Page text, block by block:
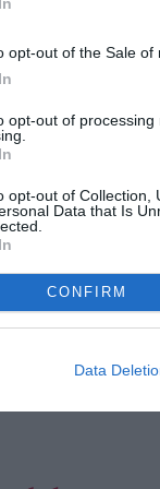
opt-out of the Sale of
opt-out of
opt-out of Collection,
Data that Is
CONFIRM
Data
ετοιμαστούν
έμενε στο
μαγείρευα.
σαν να
μας – παρόλο
κάποια
από
να τη
εαυτό της.